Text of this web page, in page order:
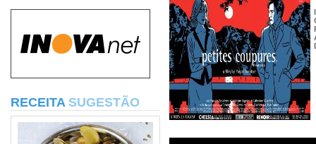
RECEITA SUGESTÃO